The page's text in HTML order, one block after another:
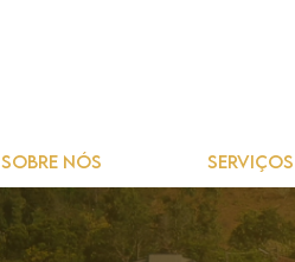
SOBRE NÓS SERVIÇOS